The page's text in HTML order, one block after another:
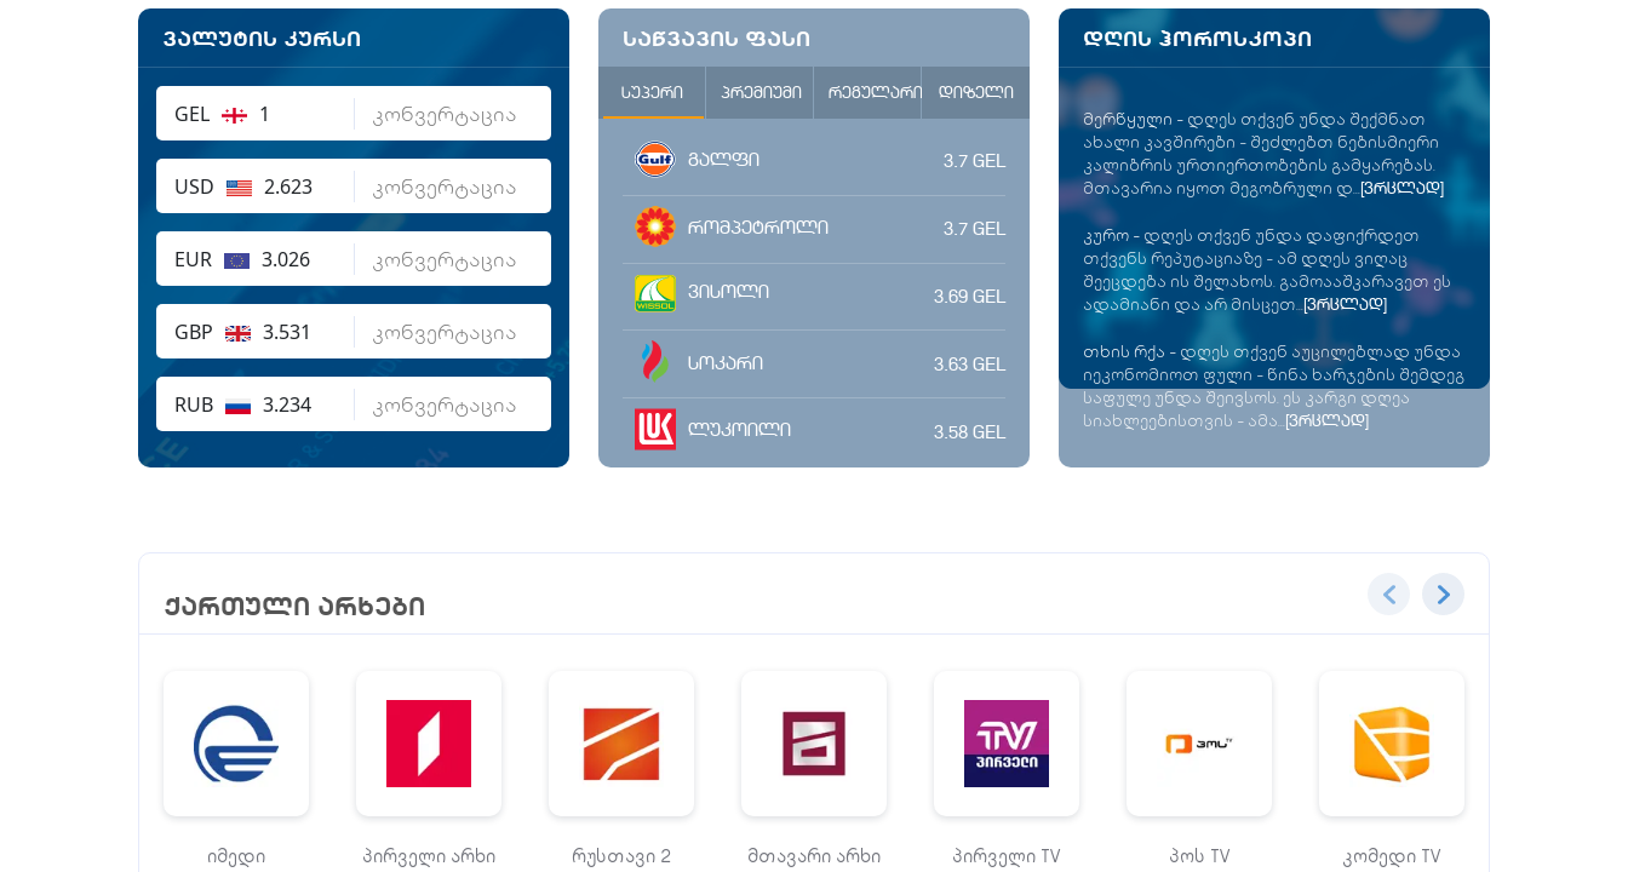
ვალუტის კურსი
GEL 1
USD 2.623
EUR 3.026
GBP 3.531
RUB 3.234
საწვავის ფასი
სუპერი პრემიუმი რეგულარი დიზელი
გალფი 3.7 GEL
რომპეტროლი 3.7 GEL
ვისოლი 3.69 GEL
სოკარი 3.63 GEL
ლუკოილი 3.58 GEL
დღის ჰოროსკოპი
მერწყული - დღეს თქვენ უნდა შექმნათ
ახალი კავშირები - შეძლებთ ნებისმიერი
კალიბრის ურთიერთობების გამყარებას.
მთავარია იყოთ მეგობრული დ... [ვრცლად]
კურო - დღეს თქვენ უნდა დაფიქრდეთ
თქვენს რეპუტაციაზე - ამ დღეს ვიღაც
შეეცდება ის შელახოს. გამოააშკარავეთ ეს
ადამიანი და არ მისცეთ... [ვრცლად]
თხის რქა - დღეს თქვენ აუცილებლად უნდა
იეკონომიოთ ფული - წინა ხარჯების შემდეგ
საფულე უნდა შეივსოს. ეს კარგი დღეა
სიახლეებისთვის - ამა... [ვრცლად]
ქართული არხები
იმედი პირველი არხი რუსთავი 2 მთავარი არხი პირველი TV პოს TV კომედი TV